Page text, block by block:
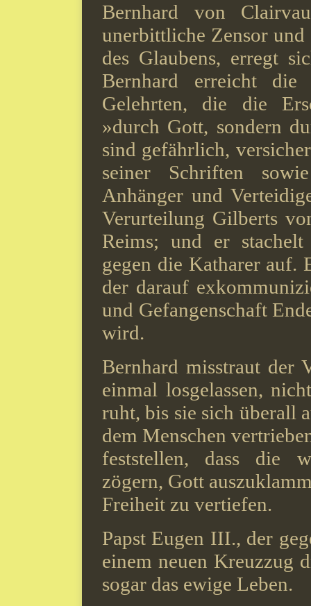
Bernhard von
unerbittliche Zensor und
des Glaubens, erregt
Bernhard erreicht die
Gelehrten, die die
»durch Gott, sondern
sind gefährlich,
seiner Schriften
Anhänger und
Verurteilung Gilberts
Reims; und er
gegen die Katharer auf.
der darauf
und Gefangenschaft
wird.
Bernhard misstraut der
einmal losgelassen,
ruht, bis sie sich überall
dem Menschen
feststellen, dass die
zögern, Gott
Freiheit zu vertiefen.
Papst Eugen III., der
einem neuen Kreuzzug
sogar das ewige Leben.